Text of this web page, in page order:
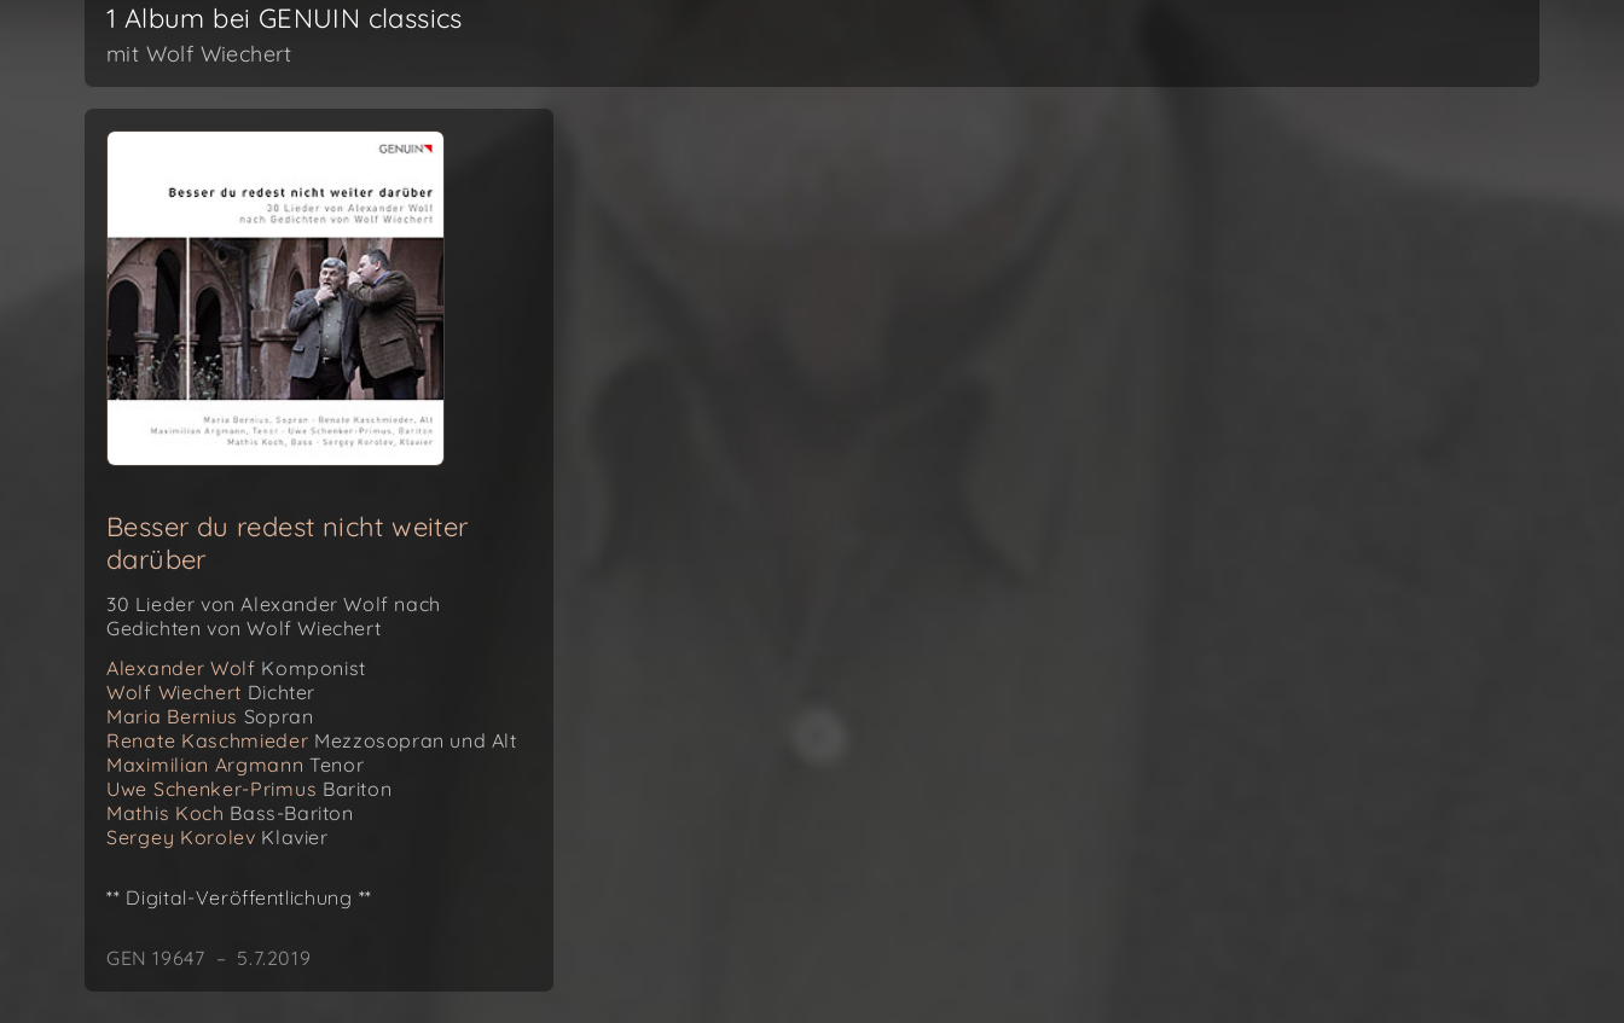
1 Album bei GENUIN classics
mit Wolf Wiechert
Besser du redest nicht weiter
darüber
30 Lieder von Alexander Wolf nach
Gedichten von Wolf Wiechert
Alexander Wolf Komponist
Wolf Wiechert Dichter
Maria Bernius Sopran
Renate Kaschmieder Mezzosopran und Alt
Maximilian Argmann Tenor
Uwe Schenker-Primus Bariton
Mathis Koch Bass-Bariton
Sergey Korolev Klavier
** Digital-Veröffentlichung **
GEN 19647 – 5.7.2019